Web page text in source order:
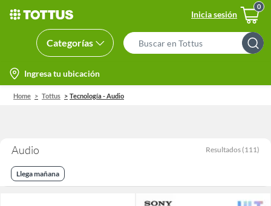
Inicia sesión
Categorías
Search
Bar
location-
icon
Ingresa tu ubicación
Home Tottus Tecnología - Audio
Audio Resultados (111)
Llega mañana